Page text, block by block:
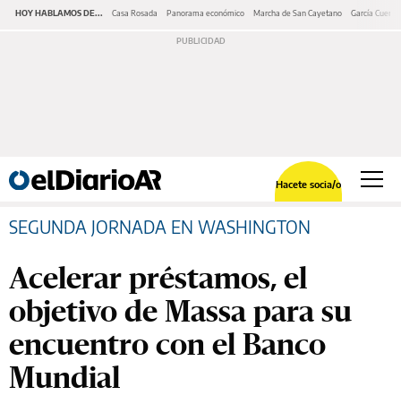
HOY HABLAMOS DE... Casa Rosada Panorama económico Marcha de San Cayetano García Cuerva
Hacete socia/o
SEGUNDA JORNADA EN WASHINGTON
Acelerar préstamos, el
objetivo de Massa para su
encuentro con el Banco
Mundial